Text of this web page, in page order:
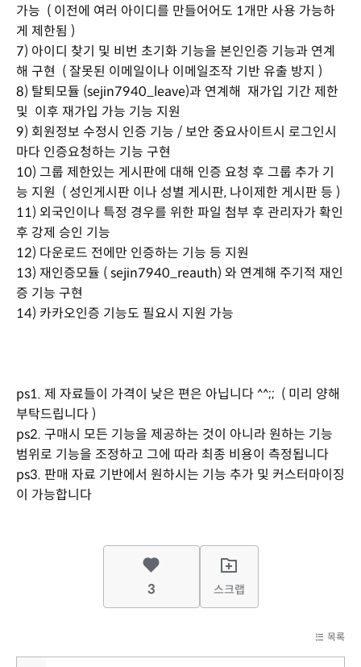
가능 ( 이전에 여러 아이디를 만들어어도 1개만 사용 가능하
게 제한됨 )
7) 아이디 찾기 및 비번 초기화 기능을 본인인증 기능과 연계
해 구현 ( 잘못된 이메일이나 이메일조작 기반 유출 방지 )
8) 탈퇴모듈 (sejin7940_leave)과 연계해 재가입 기간 제한
및 이후 재가입 가능 기능 지원
9) 회원정보 수정시 인증 기능 / 보안 중요사이트시 로그인시
마다 인증요청하는 기능 구현
10) 그룹 제한있는 게시판에 대해 인증 요청 후 그룹 추가 기
능 지원 ( 성인게시판 이나 성별 게시판, 나이제한 게시판 등 )
11) 외국인이나 특정 경우를 위한 파일 첨부 후 관리자가 확인
후 강제 승인 기능
12) 다운로드 전에만 인증하는 기능 등 지원
13) 재인증모듈 ( sejin7940_reauth) 와 연계해 주기적 재인
증 기능 구현
14) 카카오인증 기능도 필요시 지원 가능
ps1. 제 자료들이 가격이 낮은 편은 아닙니다 ^^;; ( 미리 양해
부탁드립니다 )
ps2. 구매시 모든 기능을 제공하는 것이 아니라 원하는 기능
범위로 기능을 조정하고 그에 따라 최종 비용이 측정됩니다
ps3. 판매 자료 기반에서 원하시는 기능 추가 및 커스터마이징
이 가능합니다
3 스크랩
목록